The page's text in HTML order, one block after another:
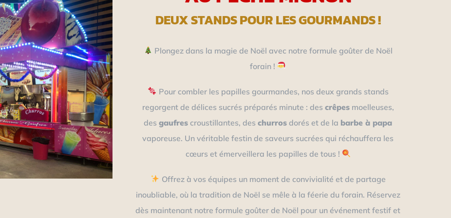
DEUX STANDS POUR LES GOURMANDS !
Plongez dans la magie de Noël avec notre formule goûter de Noël
forain !
Pour combler les papilles gourmandes, nos deux grands stands
regorgent de délices sucrés préparés minute : des crêpesmoelleuses,
desgaufres croustillantes, deschurros dorés et de la barbe à papa
vaporeuse. Un véritable festin de saveurs sucrées qui réchauffera les
cœurs et émerveillera les papilles de tous !
Offrez à vos équipes un moment de convivialité et de partage
inoubliable, où la tradition de Noël se mêle à la féerie du forain. Réservez
dès maintenant notre formule goûter de Noël pour un événement festif et